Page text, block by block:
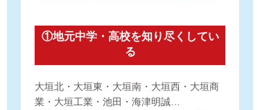
①地元中学・高校を知り尽くしてい
る
大垣北・大垣東・大垣南・大垣西・大垣商
業・大垣工業・池田・海津明誠…